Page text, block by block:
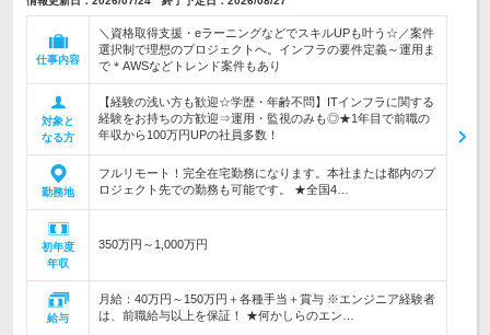
仕事内容
＼資格取得支援・eラーニングなどでスキルUPも叶う☆／案件
選択制で理想のプロジェクトへ。インフラの要件定義～運用ま
で＊AWSなどトレンド案件もあり
対象と
なる方
【経験の浅い方も歓迎☆学歴・年齢不問】ITインフラに関する
経験をお持ちの方歓迎⇒運用・監視のみも◎★1年目で前職の
年収から100万円UPの社員多数！
勤務地
フルリモート！完全在宅勤務になります。本社または都内のプ
ロジェクト先での勤務も可能です。 ★全国4…
初年度
年収
350万円～1,000万円
給与
月給：40万円～150万円＋各種手当＋賞与 ※エンジニア経験者
は、前職給与以上を保証！ ★何かしらのエン…